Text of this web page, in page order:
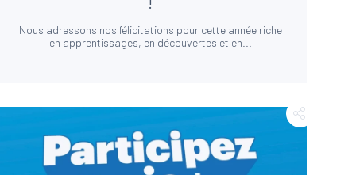
Nous adressons nos félicitations pour cette année riche
en apprentissages, en découvertes et en...